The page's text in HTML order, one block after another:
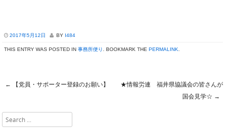
2017年5月12日 BY I484
THIS ENTRY WAS POSTED IN 事務所便り . BOOKMARK THE PERMALINK
← 【党員・サポーター登録のお願い】
★情報労連 福井県協議会の皆さんが
国会見学☆ →
Search